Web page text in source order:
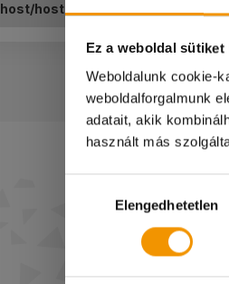
Ez a weboldal sütiket
Weboldalunk cookie-
weboldalforgalmunk
adatait, akik
használt más
kiválasztásaElengedhetetlen
Kedves
A 08.08-i
host/hostess